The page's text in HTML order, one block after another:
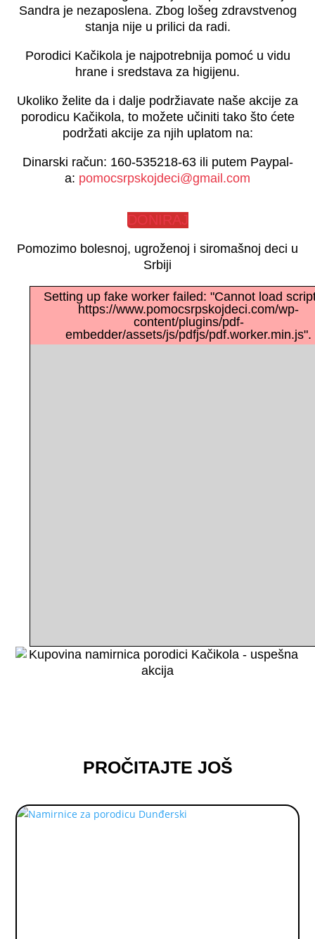
Sandra je nezaposlena. Zbog lošeg zdravstvenog
stanja nije u prilici da radi.
Porodici Kačikola je najpotrebnija pomoć u vidu
hrane i sredstava za higijenu.
Ukoliko želite da i dalje podržiavate naše akcije za
porodicu Kačikola, to možete učiniti tako što ćete
podržati akcije za njih uplatom na:
Dinarski račun: 160-535218-63 ili putem Paypal-
a: pomocsrpskojdeci@gmail.com
DONIRAJ
Pomozimo bolesnoj, ugroženoj i siromašnoj deci u
Srbiji
Setting up fake worker failed: "Cannot load
https://www.pomocsrpskojdeci.com/wp-
content/plugins/pdf-
embedder/assets/js/pdfjs/pdf.worker.min.js".
PROČITAJTE JOŠ